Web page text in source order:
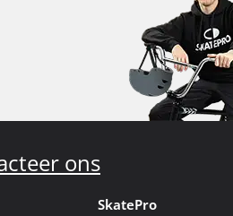
ons
SkatePro